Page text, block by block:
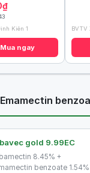
Kiên 1
Mua ngay
BVTV
gold 9.99EC
8.45% +
benzoate 1.54%